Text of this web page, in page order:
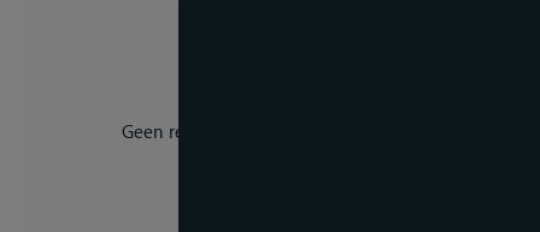
Geen resultaat voor uw zoekopdracht.